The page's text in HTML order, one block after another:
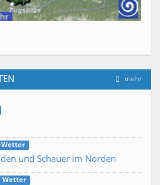
mehr
Wetter
und Schauer im Norden
Wetter